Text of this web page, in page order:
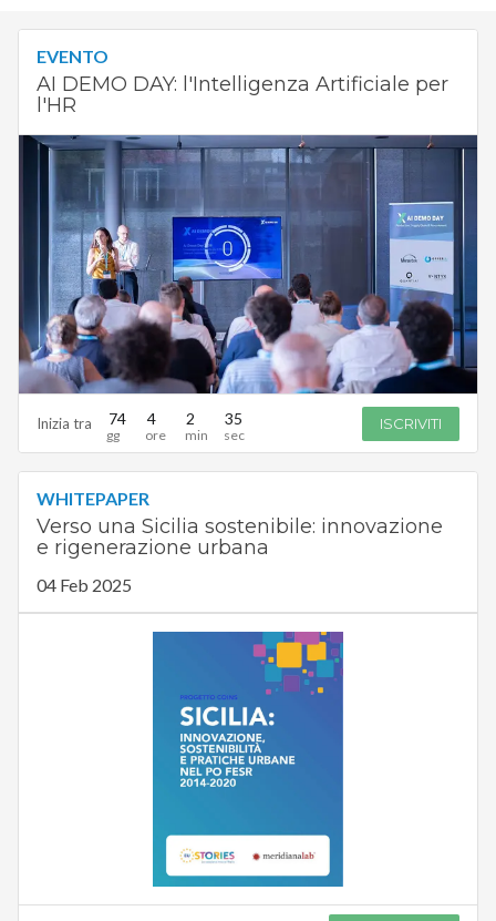
EVENTO
AI DEMO DAY: l'Intelligenza Artificiale per
l'HR
Inizia tra 74 4 2 34 ISCRIVITI
WHITEPAPER
Verso una Sicilia sostenibile: innovazione
e rigenerazione urbana
04 Feb 2025